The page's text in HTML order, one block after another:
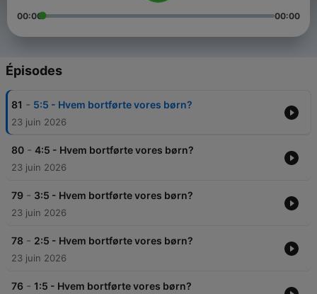
00:00 00:00
Épisodes
81 - 5:5 - Hvem bortførte vores børn?
23 juin 2026
80 - 4:5 - Hvem bortførte vores børn?
23 juin 2026
79 - 3:5 - Hvem bortførte vores børn?
23 juin 2026
78 - 2:5 - Hvem bortførte vores børn?
23 juin 2026
76 - 1:5 - Hvem bortførte vores børn?